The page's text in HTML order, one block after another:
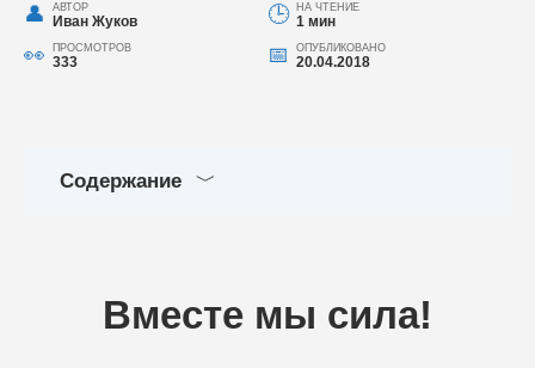
АВТОР
Иван Жуков
НА ЧТЕНИЕ
1 мин
ПРОСМОТРОВ
333
ОПУБЛИКОВАНО
20.04.2018
Содержание
Вместе мы сила!